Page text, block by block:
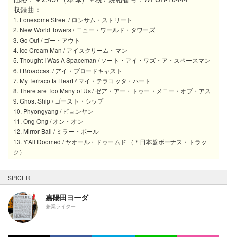
収録曲：
1. Lonesome Street / ロンサム・ストリート
2. New World Towers / ニュー・ワールド・タワーズ
3. Go Out / ゴー・アウト
4. Ice Cream Man / アイスクリーム・マン
5. Thought I Was A Spaceman / ソート・アイ・ワズ・ア・スペースマン
6. I Broadcast / アイ・ブロードキャスト
7. My Terracotta Heart / マイ・テラコッタ・ハート
8. There are Too Many of Us / ゼア・アー・トゥー・メニー・オブ・アス
9. Ghost Ship / ゴースト・シップ
10. Phyongyang / ピョンヤン
11. Ong Ong / オン・オン
12. Mirror Ball / ミラー・ボール
13. Y'All Doomed / ヤオール・ドゥームド （＊日本盤ボーナス・トラッ
ク）
SPICER
嘉陽田ヨーダ
兼業ライター